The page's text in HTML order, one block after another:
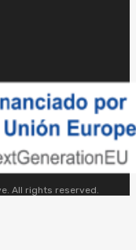
All rights reserved.